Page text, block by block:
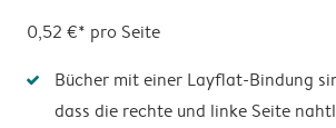
0,52 €* pro Seite
Bücher mit einer Layflat-Bindung
dass die rechte und linke Seite